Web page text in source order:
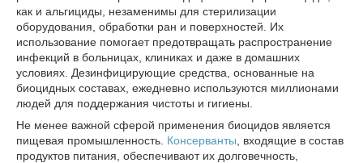
как и альгициды, незаменимы для стерилизации
оборудования, обработки ран и поверхностей. Их
использование помогает предотвращать распространение
инфекций в больницах, клиниках и даже в домашних
условиях. Дезинфицирующие средства, основанные на
биоцидных составах, ежедневно используются миллионами
людей для поддержания чистоты и гигиены.
Не менее важной сферой применения биоцидов является
пищевая промышленность. Консерванты , входящие в состав
продуктов питания, обеспечивают их долговечность,